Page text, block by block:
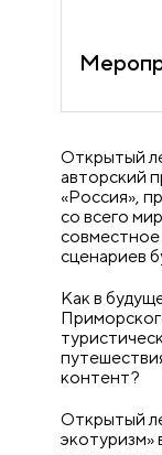
Открытый
авторский
«Россия»,
со всего
сценариев
Как в
контент?
Открытый
экотуризм»